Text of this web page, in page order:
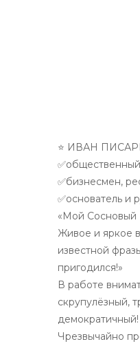
⭐ ИВАН
✅бизнесмен,
✅основатель и
«Мой Сосновый
Живое и яркое
известной
пригодился!»
В работе
скрупулёзный,
демократичный!
Чрезвычайно